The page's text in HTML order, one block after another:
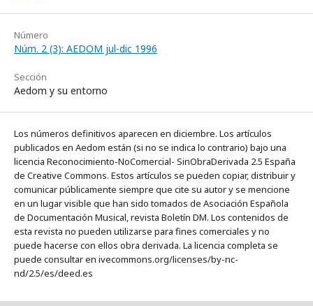
Número
Núm. 2 (3): AEDOM jul-dic 1996
Sección
Aedom y su entorno
Los números definitivos aparecen en diciembre. Los artículos
publicados en Aedom están (si no se indica lo contrario) bajo una
licencia Reconocimiento-NoComercial- SinObraDerivada 2.5 España
de Creative Commons. Estos artículos se pueden copiar, distribuir y
comunicar públicamente siempre que cite su autor y se mencione
en un lugar visible que han sido tomados de Asociación Española
de Documentación Musical, revista Boletín DM. Los contenidos de
esta revista no pueden utilizarse para fines comerciales y no
puede hacerse con ellos obra derivada. La licencia completa se
puede consultar en ivecommons.org/licenses/by-nc-
nd/2.5/es/deed.es